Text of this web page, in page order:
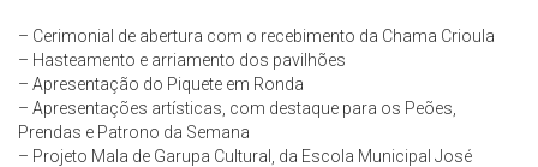
– Cerimonial de abertura com o recebimento da Chama Crioula
– Hasteamento e arriamento dos pavilhões
– Apresentação do Piquete em Ronda
– Apresentações artísticas, com destaque para os Peões,
Prendas e Patrono da Semana
– Projeto Mala de Garupa Cultural, da Escola Municipal José